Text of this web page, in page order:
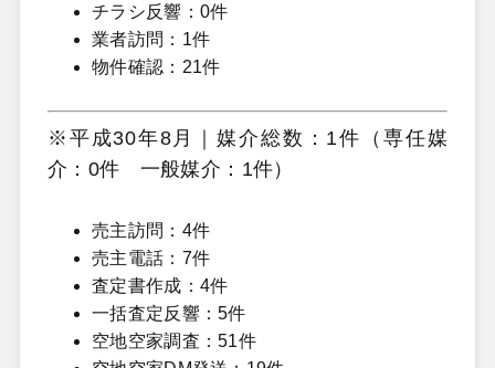
チラシ反響：0件
業者訪問：1件
物件確認：21件
※平成30年8月｜媒介総数：1件（専任媒
介：0件 一般媒介：1件）
売主訪問：4件
売主電話：7件
査定書作成：4件
一括査定反響：5件
空地空家調査：51件